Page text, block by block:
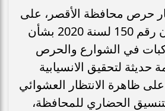
حرص محافظة الأقصر، على
تنفيذ أحكام القانون رقم 150 لسنة 2020 بشأن
في الشوارع والحرص
لتحقيق الانسيابية
ظاهرة الانتظار العشوائي
الحضاري للمحافظة،